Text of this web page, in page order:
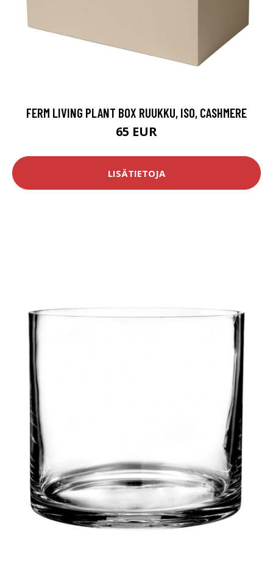
FERM LIVING PLANT BOX RUUKKU, ISO, CASHMERE
65 EUR
LISÄTIETOJA